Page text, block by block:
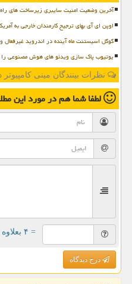
آخرین وضعیت امنیت سایبری زیرساخت های
اوپن ای آی بهای ترجیح کارمندان خارجی به
گوگل اسیستنت ماه آینده در اندروید
یوتیوب پاک سازی ویدئو های هوش مصنوعی را
نظرات بینندگان مینی
لطفا شما همدر مورد این
= ۴ بعلاوه ۲
درج دیدگاه